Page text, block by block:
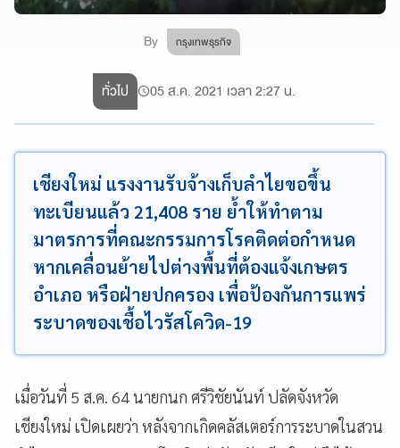
By กรุงเทพธุรกิจ
ทั่วไป 05 ส.ค. 2021 เวลา 2:27 น.
เชียงใหม่ แรงงานรับจ้างเก็บลำไยขอขึ้น
ทะเบียนแล้ว 21,408 ราย ย้ำให้ทำตาม
มาตรการที่คณะกรรมการโรคติดต่อกำหนด
หากเคลื่อนย้ายไปต่างพื้นที่ต้องแจ้งเกษตร
อำเภอ หรือฝ่ายปกครอง เพื่อป้องกันการแพร่
ระบาดของเชื้อไวรัสโควิด-19
เมื่อวันที่ 5 ส.ค. 64 นายกนก ศรีวิชัยนันท์ ปลัดจังหวัด
เชียงใหม่ เปิดเผยว่า หลังจากเกิดคลัสเตอร์การระบาดในสวน